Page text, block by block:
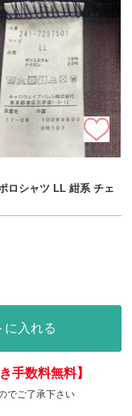
ロシャツ LL 紺系 チェ
に入れる
手数料無料】
でご了承下さい